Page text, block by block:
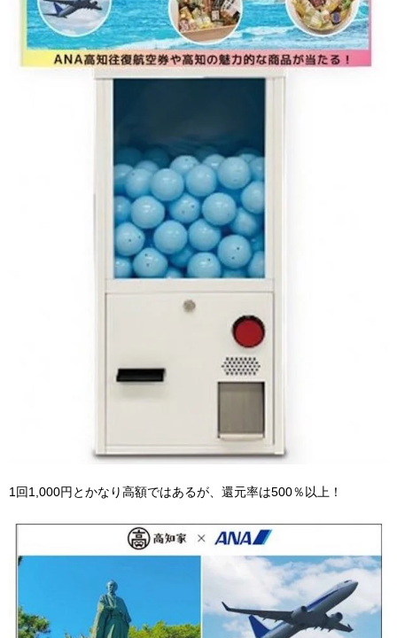
1回1,000円とかなり高額ではあるが、還元率は500％以上！